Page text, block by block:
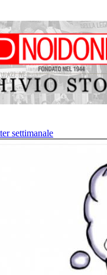
settimanale